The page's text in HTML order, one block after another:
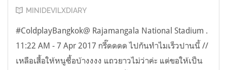
MINIDEVILXDIARY
#ColdplayBangkok@ Rajamangala National Stadium .
11:22 AM - 7 Apr 2017 กรี๊ดดดด ไปกันทำไมเร็วปานนี้ //
เหลือเสื้อให้หนูซื้อบ้างงงง แถวยาวไม่ว่าค่ะ แต่ขอให้เป็น